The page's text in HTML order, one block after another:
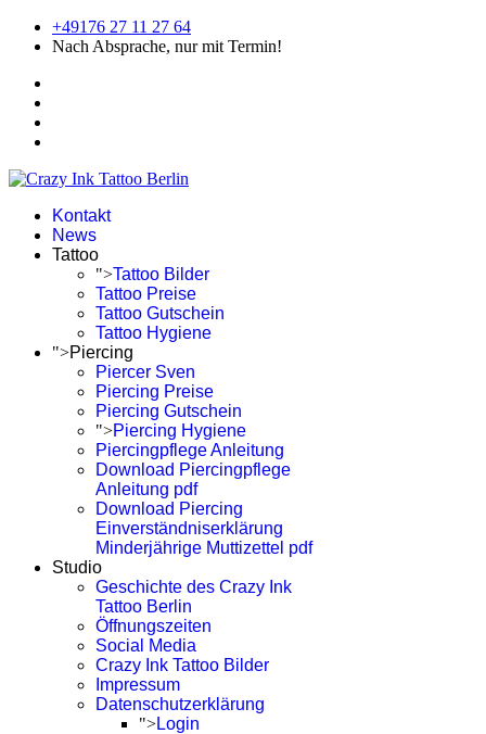
+49176 27 11 27 64
Nach Absprache, nur mit Termin!
Kontakt
News
Tattoo
">Tattoo Bilder
Tattoo Preise
Tattoo Gutschein
Tattoo Hygiene
">Piercing
Piercer Sven
Piercing Preise
Piercing Gutschein
">Piercing Hygiene
Piercingpflege Anleitung
Download Piercingpflege
Anleitung pdf
Download Piercing
Einverständniserklärung
Minderjährige Muttizettel pdf
Studio
Geschichte des Crazy Ink
Tattoo Berlin
Öffnungszeiten
Social Media
Crazy Ink Tattoo Bilder
Impressum
Datenschutzerklärung
">Login